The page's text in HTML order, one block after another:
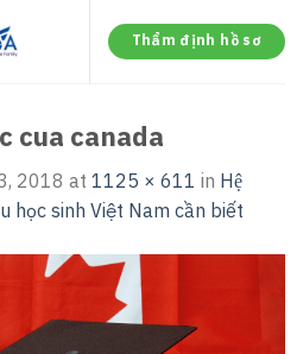
Thẩm định hồ sơ
cua canada
2018 at 1125 × 611 in Hệ
học sinh Việt Nam cần biết